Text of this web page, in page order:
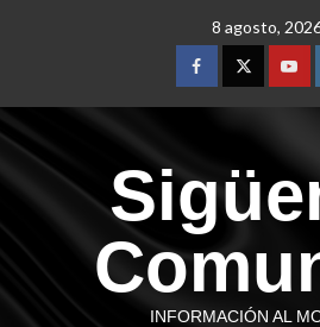
8 agosto,
INFORMACIÓN AL